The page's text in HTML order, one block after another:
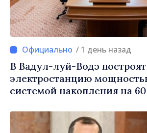
/ 1 день назад
В Вадул-луй-Водэ
электростанцию
системой накопления на